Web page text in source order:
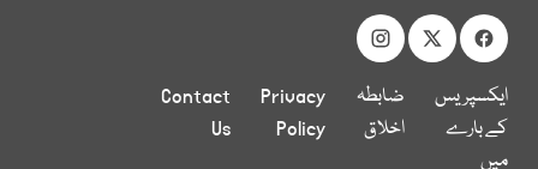
ایکسپریس
کے بارے
میں
ضابطہ
اخلاق
Privacy
Policy
Contact
Us